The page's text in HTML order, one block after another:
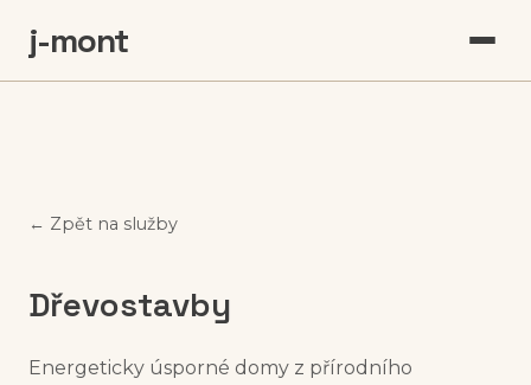
j-mont
← Zpět na služby
Dřevostavby
Energeticky úsporné domy z přírodního